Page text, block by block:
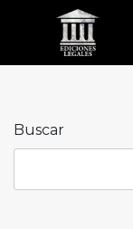
Buscar